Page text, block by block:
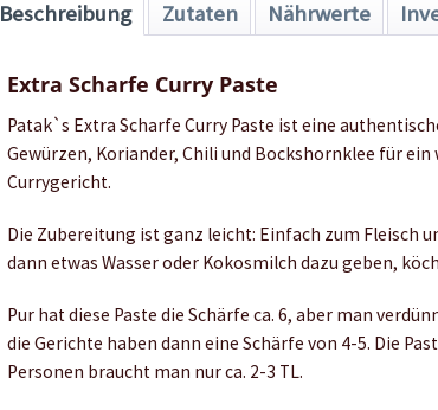
Beschreibung Zutaten Nährwerte
Extra Scharfe Curry Paste
Patak`s Extra Scharfe Curry Paste ist eine
Gewürzen, Koriander, Chili und Bockshornklee für
Currygericht.
Die Zubereitung ist ganz leicht: Einfach zum Fleisch
dann etwas Wasser oder Kokosmilch dazu geben,
Pur hat diese Paste die Schärfe ca. 6, aber man
die Gerichte haben dann eine Schärfe von 4-5. Die
Personen braucht man nur ca. 2-3 TL.